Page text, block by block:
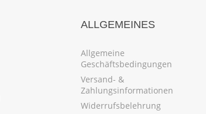
ALLGEMEINES
Allgemeine
Geschäftsbedingungen
Versand- &
Zahlungsinformationen
Widerrufsbelehrung